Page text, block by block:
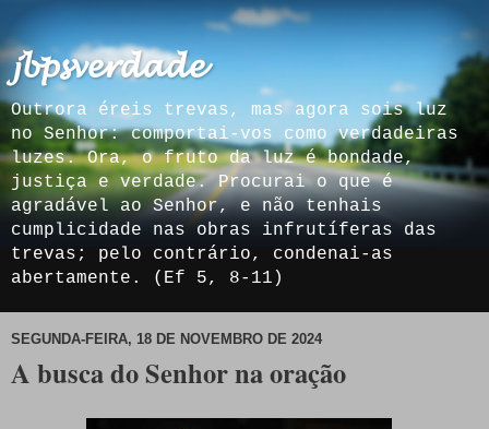
𝓳𝓫𝓹𝓼𝓿𝓮𝓻𝓭𝓪𝓭𝓮
Outrora éreis trevas, mas agora sois luz
no Senhor: comportai-vos como verdadeiras
luzes. Ora, o fruto da luz é bondade,
justiça e verdade. Procurai o que é
agradável ao Senhor, e não tenhais
cumplicidade nas obras infrutíferas das
trevas; pelo contrário, condenai-as
abertamente. (Ef 5, 8-11)
SEGUNDA-FEIRA, 18 DE NOVEMBRO DE 2024
A busca do Senhor na oração